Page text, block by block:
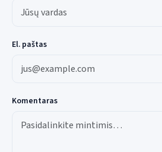
El. paštas
Komentaras